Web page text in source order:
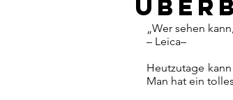
„Wer sehen
– Leica–
Heutzutage
Man hat ein